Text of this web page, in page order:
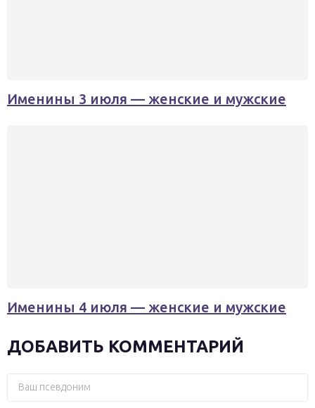
Именины 3 июля — женские и мужские
Именины 4 июля — женские и мужские
ДОБАВИТЬ КОММЕНТАРИЙ